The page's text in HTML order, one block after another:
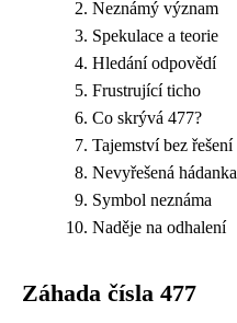
Neznámý význam
Spekulace a teorie
Hledání odpovědí
Frustrující ticho
Co skrývá 477?
Tajemství bez řešení
Nevyřešená hádanka
Symbol neznáma
Naděje na odhalení
Záhada čísla 477